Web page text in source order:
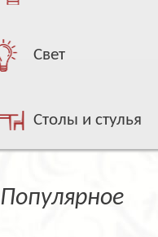
Свет
Столы и стулья
Популярное